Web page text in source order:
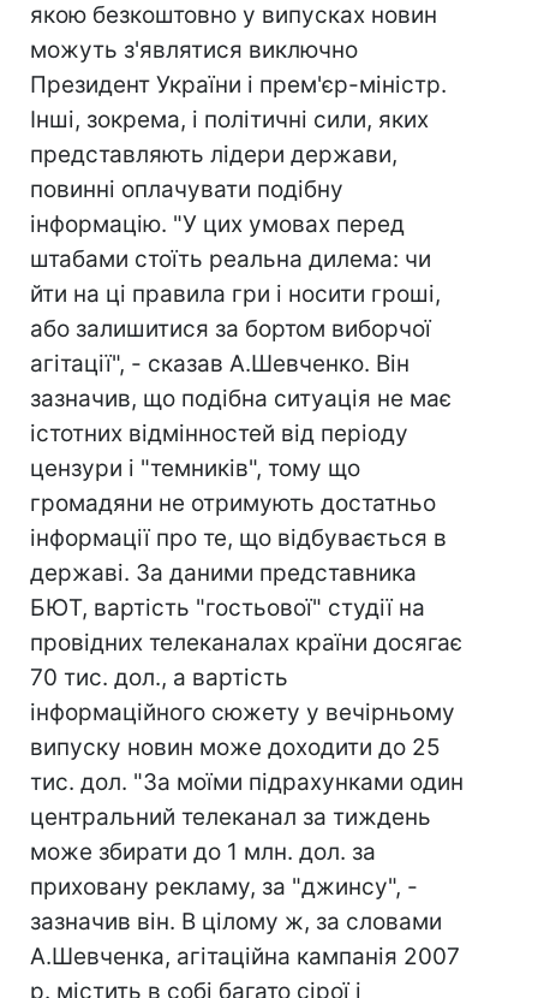
якою безкоштовно у випусках новин
можуть з'являтися виключно
Президент України і прем'єр-міністр.
Інші, зокрема, і політичні сили, яких
представляють лідери держави,
повинні оплачувати подібну
інформацію. "У цих умовах перед
штабами стоїть реальна дилема: чи
йти на ці правила гри і носити гроші,
або залишитися за бортом виборчої
агітації", - сказав А.Шевченко. Він
зазначив, що подібна ситуація не має
істотних відмінностей від періоду
цензури і "темників", тому що
громадяни не отримують достатньо
інформації про те, що відбувається в
державі. За даними представника
БЮТ, вартість "гостьової" студії на
провідних телеканалах країни досягає
70 тис. дол., а вартість
інформаційного сюжету у вечірньому
випуску новин може доходити до 25
тис. дол. "За моїми підрахунками один
центральний телеканал за тиждень
може збирати до 1 млн. дол. за
приховану рекламу, за "джинсу", -
зазначив він. В цілому ж, за словами
А.Шевченка, агітаційна кампанія 2007
р. містить в собі багато сірої і